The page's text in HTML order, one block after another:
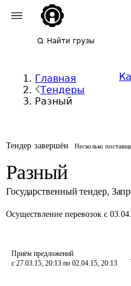
Найти грузы
Главная
Тендеры
Разный
Тендер завершён Несколько
Разный
Государственный тендер,
Осуществление перевозок с
Приём предложений
с 27.03.15, 20:13 по 02.04.15, 20:13